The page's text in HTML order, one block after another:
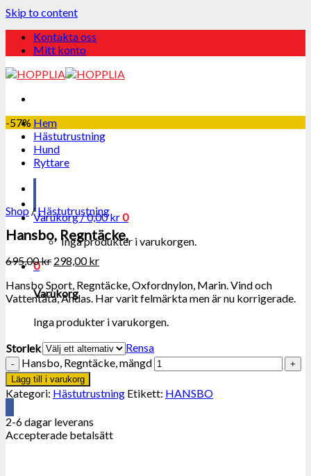
Skip to content
Kontakta oss
Mitt konto
Hem
Hästutrustning
Hund
Ryttare
Varukorg /0,00kr0
Inga produkter i varukorgen.
0
Varukorg
Inga produkter i varukorgen.
-57%
Shop / Hästutrustning
Hansbo, Regntäcke,
695,00kr 298,00kr
Hansbo Sport, Regntäcke, Oxfordnylon, Marin. Vind och
Vattentäta, Andas. Har varit felmärkta men är nu korrigerade.
Storlek
Rensa
Hansbo, Regntäcke, mängd
Lägg till i varukorg
Kategori: Hästutrustning Etikett: HANSBO
2-6 dagar leverans
Accepterade betalsätt